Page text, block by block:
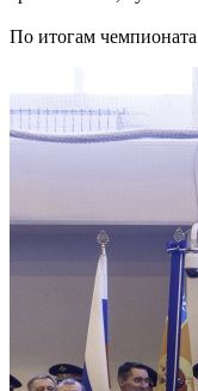
По итогам